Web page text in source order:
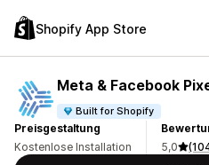
Shopify App Store
Meta & Facebook
Built for Shopify
Preisgestaltung
Kostenlose Installation
5,0